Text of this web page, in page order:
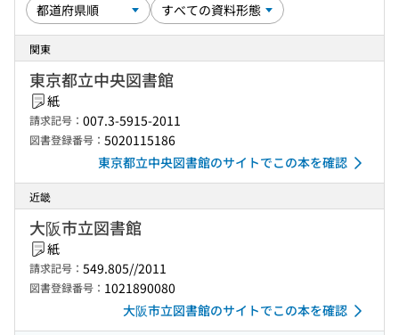
関東
東京都立中央図書館
紙
請求記号： 007.3-5915-2011
図書登録番号： 5020115186
東京都立中央図書館のサイトでこの本を確認
近畿
大阪市立図書館
紙
請求記号： 549.805//2011
図書登録番号： 1021890080
大阪市立図書館のサイトでこの本を確認